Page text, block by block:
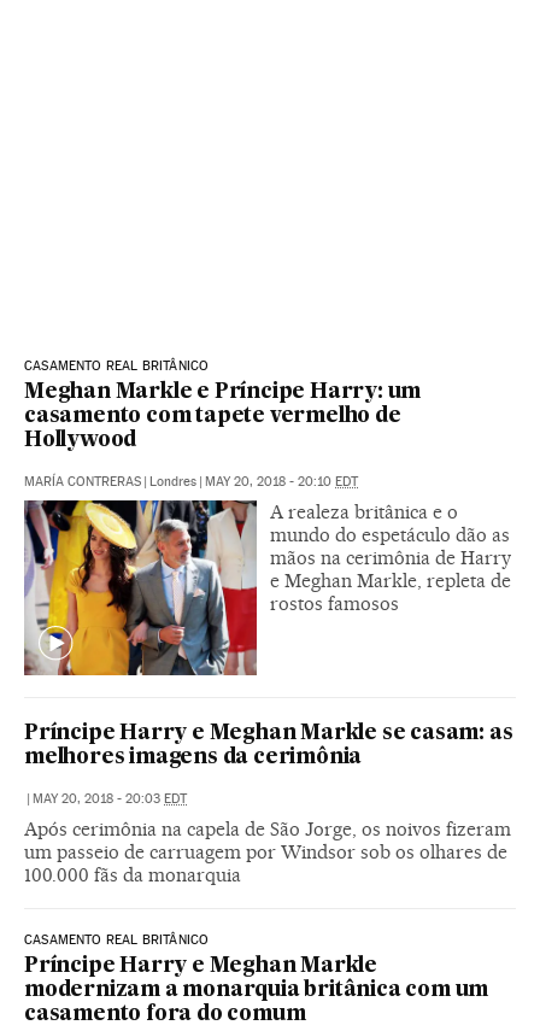
CASAMENTO REAL BRITÂNICO
Meghan Markle e Príncipe Harry: um
casamento com tapete vermelho de
Hollywood
MARÍA CONTRERAS Londres MAY 20, 2018 - 20:10 EDT
A realeza britânica e o
mundo do espetáculo dão as
mãos na cerimônia de Harry
e Meghan Markle, repleta de
rostos famosos
Príncipe Harry e Meghan Markle se casam: as
melhores imagens da cerimônia
MAY 20, 2018 - 20:03 EDT
Após cerimônia na capela de São Jorge, os noivos fizeram
um passeio de carruagem por Windsor sob os olhares de
100.000 fãs da monarquia
CASAMENTO REAL BRITÂNICO
Príncipe Harry e Meghan Markle
modernizam a monarquia britânica com um
casamento fora do comum